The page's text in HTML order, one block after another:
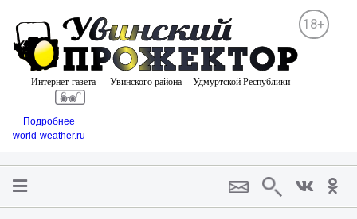
18+
Подробнее
world-weather.ru